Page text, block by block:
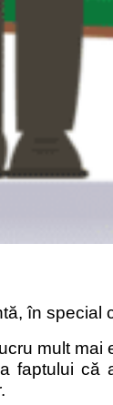
în special
mult mai
faptului că